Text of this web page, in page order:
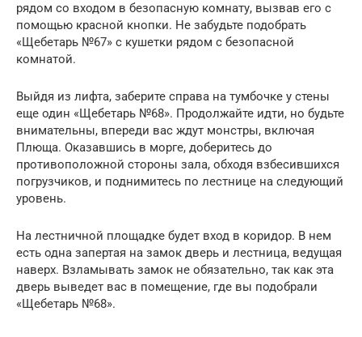
рядом со входом в безопасную комнату, вызвав его с
помощью красной кнопки. Не забудьте подобрать
«Щебетарь №67» с кушетки рядом с безопасной
комнатой.
Выйдя из лифта, заберите справа на тумбочке у стены
еще один «Щебетарь №68». Продолжайте идти, но будьте
внимательны, впереди вас ждут монстры, включая
Плюща. Оказавшись в морге, доберитесь до
противоположной стороны зала, обходя взбесившихся
погрузчиков, и поднимитесь по лестнице на следующий
уровень.
На лестничной площадке будет вход в коридор. В нем
есть одна запертая на замок дверь и лестница, ведущая
наверх. Взламывать замок не обязательно, так как эта
дверь выведет вас в помещение, где вы подобрали
«Щебетарь №68».